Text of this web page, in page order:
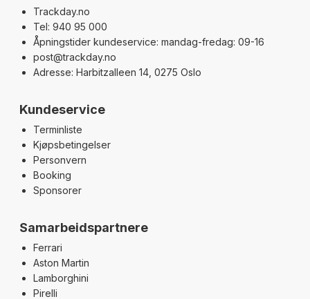
Trackday.no
Tel: 940 95 000
Åpningstider kundeservice: mandag-fredag: 09-16
post@trackday.no
Adresse: Harbitzalleen 14, 0275 Oslo
Kundeservice
Terminliste
Kjøpsbetingelser
Personvern
Booking
Sponsorer
Samarbeidspartnere
Ferrari
Aston Martin
Lamborghini
Pirelli